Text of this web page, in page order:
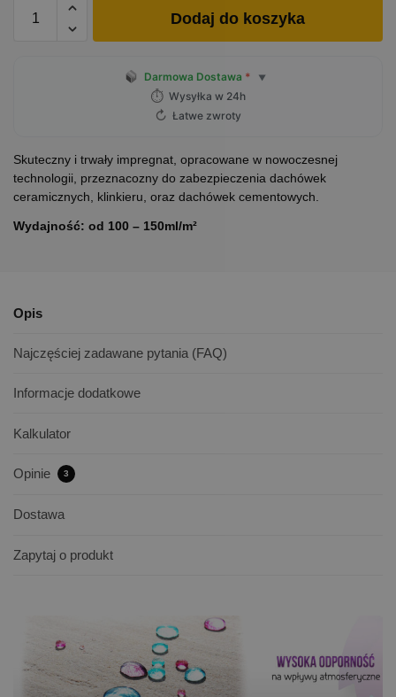
Dodaj do koszyka
Darmowa Dostawa * ▼
⏱ Wysyłka w 24h
↻ Łatwe zwroty
Skuteczny i trwały impregnat, opracowane w nowoczesnej
technologii, przeznacozny do zabezpieczenia dachówek
ceramicznych, klinkieru, oraz dachówek cementowych.
Wydajność: od 100 – 150ml/m²
Opis
Najczęściej zadawane pytania (FAQ)
Informacje dodatkowe
Kalkulator
Opinie 3
Dostawa
Zapytaj o produkt